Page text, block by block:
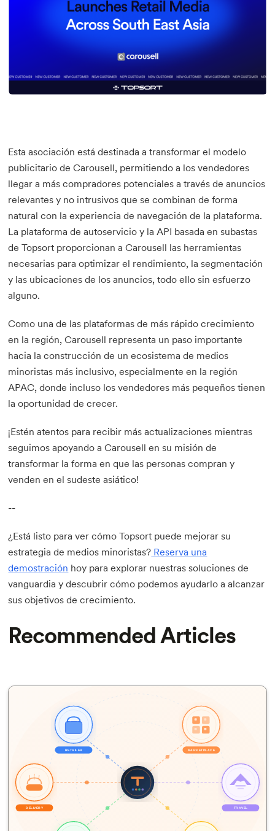
Esta asociación está destinada a transformar el modelo
publicitario de Carousell, permitiendo a los vendedores
llegar a más compradores potenciales a través de anuncios
relevantes y no intrusivos que se combinan de forma
natural con la experiencia de navegación de la plataforma.
La plataforma de autoservicio y la API basada en subastas
de Topsort proporcionan a Carousell las herramientas
necesarias para optimizar el rendimiento, la segmentación
y las ubicaciones de los anuncios, todo ello sin esfuerzo
alguno.
Como una de las plataformas de más rápido crecimiento
en la región, Carousell representa un paso importante
hacia la construcción de un ecosistema de medios
minoristas más inclusivo, especialmente en la región
APAC, donde incluso los vendedores más pequeños tienen
la oportunidad de crecer.
¡Estén atentos para recibir más actualizaciones mientras
seguimos apoyando a Carousell en su misión de
transformar la forma en que las personas compran y
venden en el sudeste asiático!
--
¿Está listo para ver cómo Topsort puede mejorar su
estrategia de medios minoristas? Reserva una
demostración hoy para explorar nuestras soluciones de
vanguardia y descubrir cómo podemos ayudarlo a alcanzar
sus objetivos de crecimiento.
Recommended Articles